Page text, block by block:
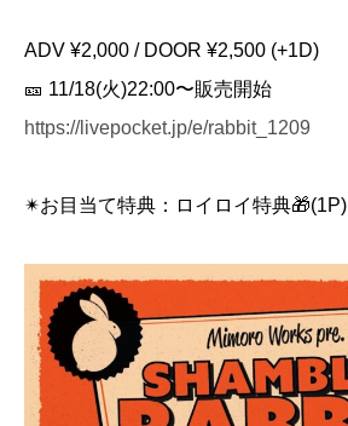
ADV ¥2,000 / DOOR ¥2,500 (+1D)
🎫 11/18(火)22:00〜販売開始
https://livepocket.jp/e/rabbit_1209
✴︎お目当て特典：ロイロイ特典🎁(1P)